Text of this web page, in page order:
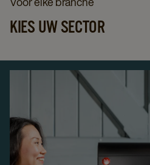
KIES UW SECTOR